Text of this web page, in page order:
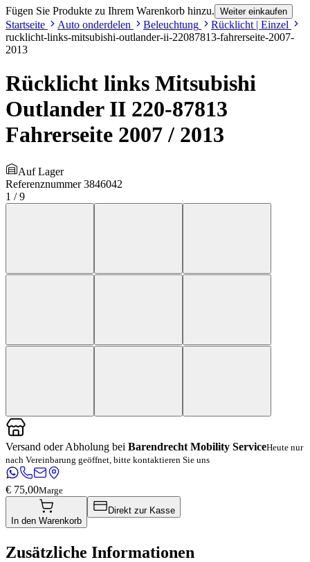
Fügen Sie Produkte zu Ihrem Warenkorb hinzu. Weiter einkaufen
Startseite Auto onderdelen Beleuchtung
Rücklicht | Einzel
rucklicht-links-mitsubishi-outlander-ii-22087813-fahrerseite-2007-
2013
Rücklicht links Mitsubishi
Outlander II 220-87813
Fahrerseite 2007 / 2013
Auf Lager
Referenznummer 3846042
1 /9
Versand oder Abholung bei Barendrecht Mobility ServiceHeute nur
nach Vereinbarung geöffnet, bitte kontaktieren Sie uns
€ 75,00Marge
In den Warenkorb
Direkt zur Kasse
Zusätzliche Informationen